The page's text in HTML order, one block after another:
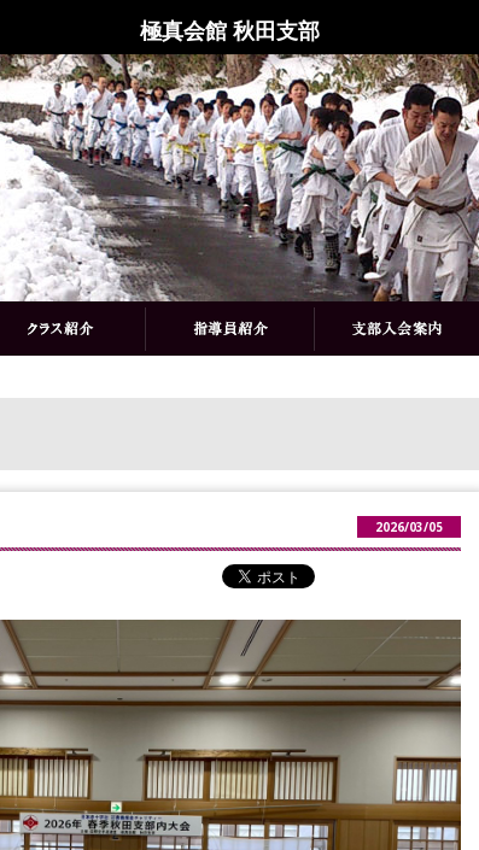
極真会館 秋田支部
2026/03/05